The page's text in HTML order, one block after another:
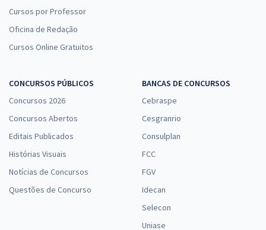
Cursos por Professor
Oficina de Redação
Cursos Online Gratuitos
CONCURSOS PÚBLICOS
Concursos 2026
Concursos Abertos
Editais Publicados
Histórias Visuais
Notícias de Concursos
Questões de Concurso
BANCAS DE CONCURSOS
Cebraspe
Cesgranrio
Consulplan
FCC
FGV
Idecan
Selecon
Uniase